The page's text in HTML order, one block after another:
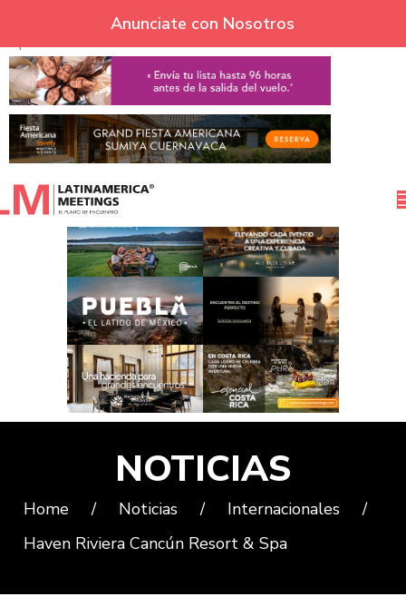
Skip to navigation
Skip to main content
Anunciate con Nosotros
NOTICIAS
Home / Noticias / Internacionales
/
Haven Riviera Cancún Resort & Spa